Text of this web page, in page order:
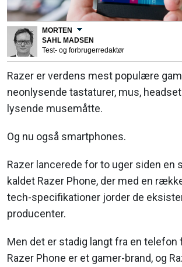
MORTEN
SAHL MADSEN
Test- og forbrugerredaktør
Razer er verdens mest populære
neonlysende tastaturer, mus,
lysende musemåtte.
Og nu også smartphones.
Razer lancerede for to uger siden en
kaldet Razer Phone, der med en
tech-specifikationer jorder de
producenter.
Men det er stadig langt fra en telefon
Razer Phone er et gamer-brand, og